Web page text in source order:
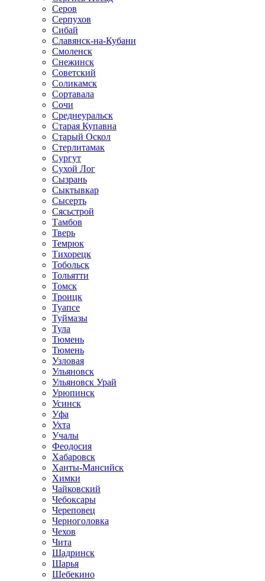
Серов
Серпухов
Сибай
Славянск-на-Кубани
Смоленск
Снежинск
Советский
Соликамск
Сортавала
Сочи
Среднеуральск
Старая Купавна
Старый Оскол
Стерлитамак
Сургут
Сухой Лог
Сызрань
Сыктывкар
Сысерть
Сясьстрой
Тамбов
Тверь
Темрюк
Тихорецк
Тобольск
Тольятти
Томск
Троицк
Туапсе
Туймазы
Тула
Тюмень
Тюмень
Узловая
Ульяновск
Ульяновск Урай
Урюпинск
Усинск
Уфа
Ухта
Учалы
Феодосия
Хабаровск
Ханты-Мансийск
Химки
Чайковский
Чебоксары
Череповец
Черноголовка
Чехов
Чита
Шадринск
Шарья
Шебекино